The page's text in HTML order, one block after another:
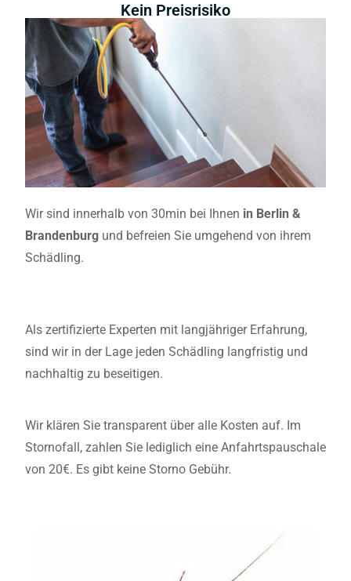
Kein Preisrisiko
Wir sind innerhalb von 30min bei Ihnen in Berlin &
Brandenburg und befreien Sie umgehend von ihrem
Schädling.
Als zertifizierte Experten mit langjähriger Erfahrung,
sind wir in der Lage jeden Schädling langfristig und
nachhaltig zu beseitigen.
Wir klären Sie transparent über alle Kosten auf. Im
Stornofall, zahlen Sie lediglich eine Anfahrtspauschale
von 20€. Es gibt keine Storno Gebühr.